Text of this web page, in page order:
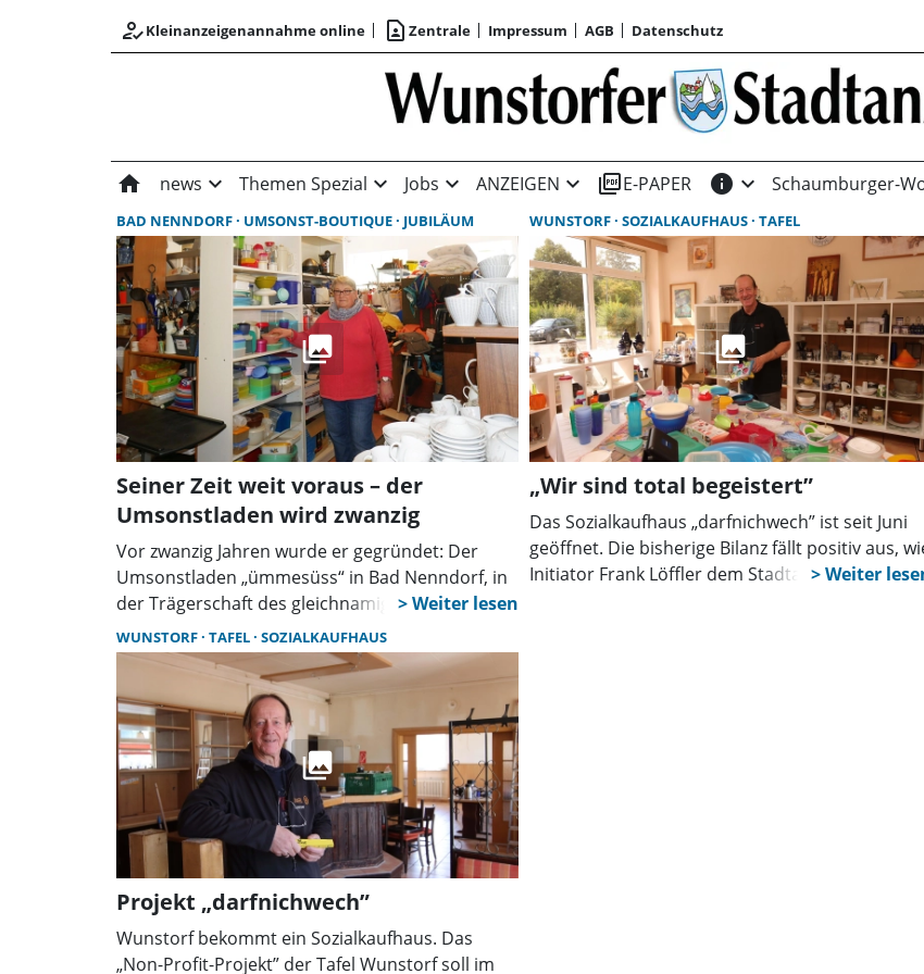
how_to_regKleinanzeigenannahme online contact_page Zentrale Impressum AGB Datenschutz
home news expand_more Themen Spezial expand_more Jobs expand_more ANZEIGEN expand_more picture_as_pdfE-PAPER info expand_more Schaumburger-
BAD NENNDORF UMSONST-BOUTIQUE JUBILÄUM
Seiner Zeit weit voraus – der
Umsonstladen wird zwanzig
Vor zwanzig Jahren wurde er gegründet: Der
Umsonstladen „ümmesüss“ in Bad Nenndorf, in
der Trägerschaft des gleichnamigen Vereins. Ein
Grund zum Feiern, meinen die Vereinsmitglieder
sicherlich zu Recht, denn der Verein war zur
Gründungszeit mit seinen Zielen vielen um
Längen voraus: der Förderung der
Nachhaltigkeit und der Unterstützung von
Menschen mit geringem Einkommen.
WUNSTORF SOZIALKAUFHAUS TAFEL
„Wir sind total begeistert”
Das Sozialkaufhaus „darfnichwech” ist seit Juni
geöffnet. Die bisherige Bilanz fällt positiv aus,
Initiator Frank Löffler dem Stadtanzeiger sagte.
WUNSTORF TAFEL SOZIALKAUFHAUS
Projekt „darfnichwech”
Wunstorf bekommt ein Sozialkaufhaus. Das
„Non-Profit-Projekt” der Tafel Wunstorf soll im